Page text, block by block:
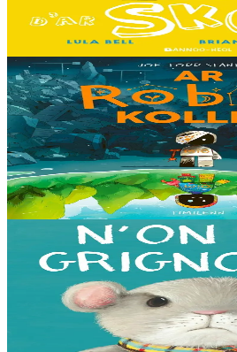
pezh mell souezhenn....
13,00 €
8 vloaz hag ouzhpenn
Timilenn
Ar Robot kollet
E kreiz-kreiz un toull-lastez... ez eus ur
deus ket soñj eus pelec’h eo deuet nag
gouzout a ra n’eo...
Er stok 14,00 €
3 bloaz hag ouzhpenn
Bannoù-heol
N'on ket grignous !
E penn ar c’hoad ez eus ul logodenn
Logodennig evit bezañ grignousañ ha
deiz en em gav gant ur broc’hig...